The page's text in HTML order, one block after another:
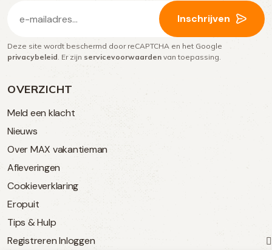
OVERZICHT
Meld een klacht
Nieuws
Over MAX vakantieman
Afleveringen
Cookieverklaring
Eropuit
Tips & Hulp
Registreren Inloggen
mailadres
(Vereist)
Inschrijven
Deze site wordt beschermd door reCAPTCHA en het Google
privacybeleid . Er zijn servicevoorwaarden van toepassing.